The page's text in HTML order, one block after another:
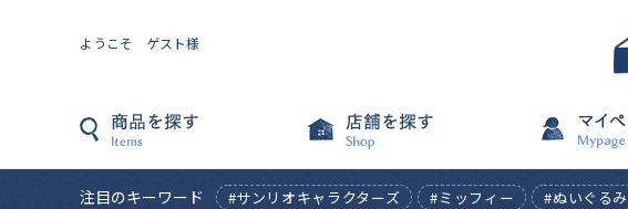
ようこそ ゲスト様
注目のキーワード #サンリオキャラクターズ #ミッフィー #ぬいぐるみ